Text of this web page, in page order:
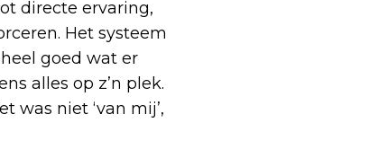
directe ervaring,
Het systeem
goed wat er
alles op z’n plek.
was niet ‘van mij’,